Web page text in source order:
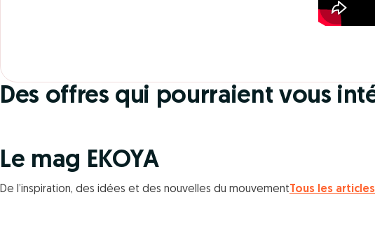
Des offres qui pourraient vous
10% DE REMISE ET -5% EN + EN RÉSERVANT AVANT
Le mag EKOYA
De l’inspiration, des idées et des nouvelles du mouvement Tous les articles